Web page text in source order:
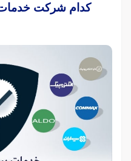
کدام شرکت